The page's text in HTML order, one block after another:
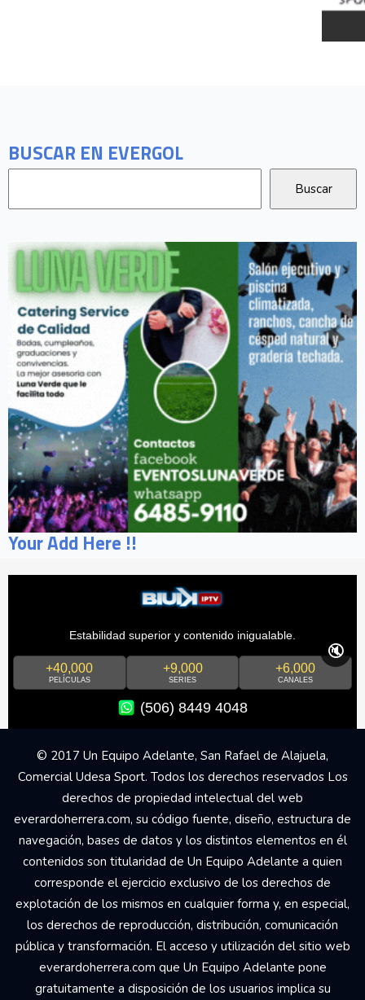
BUSCAR EN EVERGOL
Your Add Here !!
Estabilidad superior y contenido inigualable.
+40,000
PELÍCULAS
+9,000
SERIES
+6,000
CANALES
(506) 8449 4048
🔇
© 2017 Un Equipo Adelante, San Rafael de Alajuela,
Comercial Udesa Sport. Todos los derechos reservados Los
derechos de propiedad intelectual del web
everardoherrera.com, su código fuente, diseño, estructura de
navegación, bases de datos y los distintos elementos en él
contenidos son titularidad de Un Equipo Adelante a quien
corresponde el ejercicio exclusivo de los derechos de
explotación de los mismos en cualquier forma y, en especial,
los derechos de reproducción, distribución, comunicación
pública y transformación. El acceso y utilización del sitio web
everardoherrera.com que Un Equipo Adelante pone
gratuitamente a disposición de los usuarios implica su